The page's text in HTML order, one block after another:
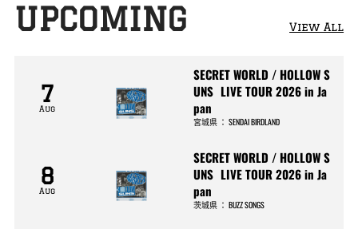
UPCOMING View All
7
Aug
SECRET WORLD / HOLLOW S
UNS LIVE TOUR 2026 in Ja
pan
宮城県 ：SENDAI BIRDLAND
8
Aug
SECRET WORLD / HOLLOW S
UNS LIVE TOUR 2026 in Ja
pan
茨城県 ：BUZZ SONGS